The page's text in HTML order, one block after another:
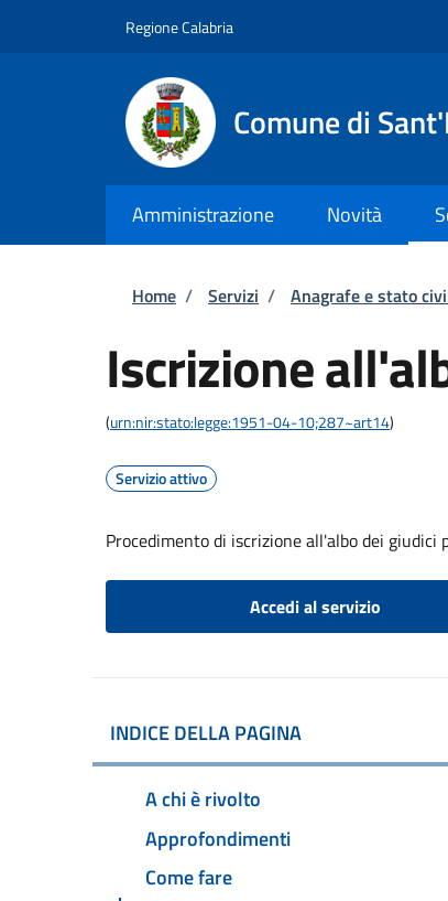
Regione Calabria
Comune di
Amministrazione Novità
Briciole di pane
Home / Servizi / Anagrafe e stato
Iscrizione
(urn:nir:stato:legge:1951-04-10;287~art14)
Servizio attivo
Procedimento di iscrizione all'albo dei giudici
Accedi al servizio
INDICE DELLA PAGINA
A chi è rivolto
Approfondimenti
Come fare